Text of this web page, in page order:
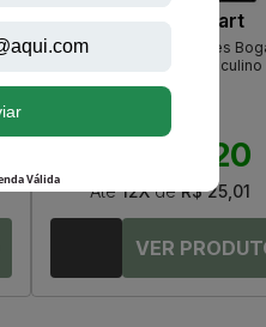
Jacques Bogart
Silver Scent De Jacques
Eau De Toilette Masculino
R$ 420,00
R$ 300,20
Até12XdeR$ 25,01